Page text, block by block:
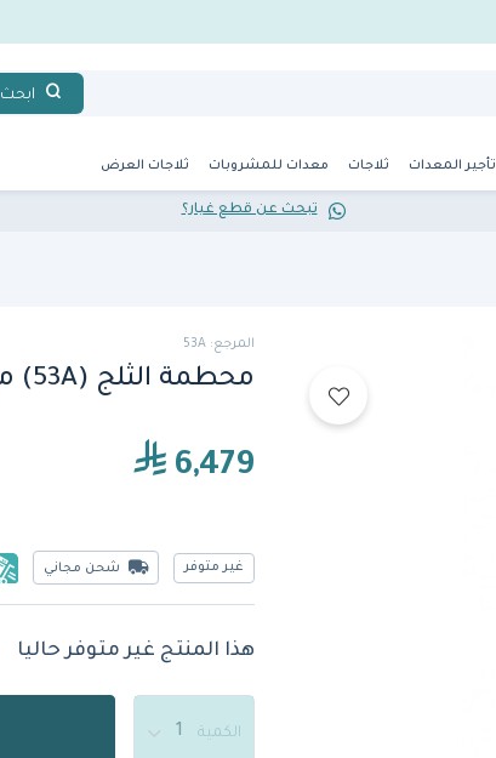
ابحث
تأجير المعدات ثلاجات معدات للمشروبات ثلاجات العرض
تبحث عن قطع غيار؟
المرجع: 53A
محطمة الثلج (53A) من سانتوس
6,479
غير متوفر شحن مجاني
هذا المنتج غير متوفر حاليا
الكمية